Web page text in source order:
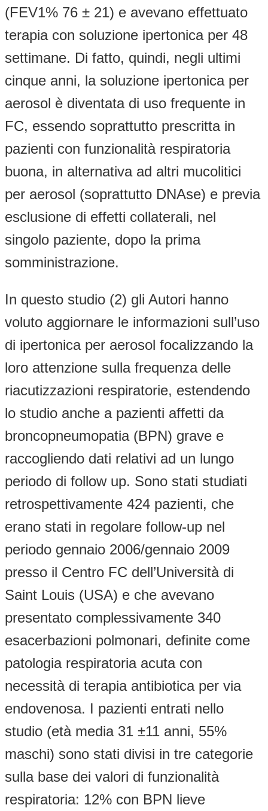
(FEV1% 76 ± 21) e avevano effettuato
terapia con soluzione ipertonica per 48
settimane. Di fatto, quindi, negli ultimi
cinque anni, la soluzione ipertonica per
aerosol è diventata di uso frequente in
FC, essendo soprattutto prescritta in
pazienti con funzionalità respiratoria
buona, in alternativa ad altri mucolitici
per aerosol (soprattutto DNAse) e previa
esclusione di effetti collaterali, nel
singolo paziente, dopo la prima
somministrazione.
In questo studio (2) gli Autori hanno
voluto aggiornare le informazioni sull’uso
di ipertonica per aerosol focalizzando la
loro attenzione sulla frequenza delle
riacutizzazioni respiratorie, estendendo
lo studio anche a pazienti affetti da
broncopneumopatia (BPN) grave e
raccogliendo dati relativi ad un lungo
periodo di follow up. Sono stati studiati
retrospettivamente 424 pazienti, che
erano stati in regolare follow-up nel
periodo gennaio 2006/gennaio 2009
presso il Centro FC dell’Università di
Saint Louis (USA) e che avevano
presentato complessivamente 340
esacerbazioni polmonari, definite come
patologia respiratoria acuta con
necessità di terapia antibiotica per via
endovenosa. I pazienti entrati nello
studio (età media 31 ±11 anni, 55%
maschi) sono stati divisi in tre categorie
sulla base dei valori di funzionalità
respiratoria: 12% con BPN lieve